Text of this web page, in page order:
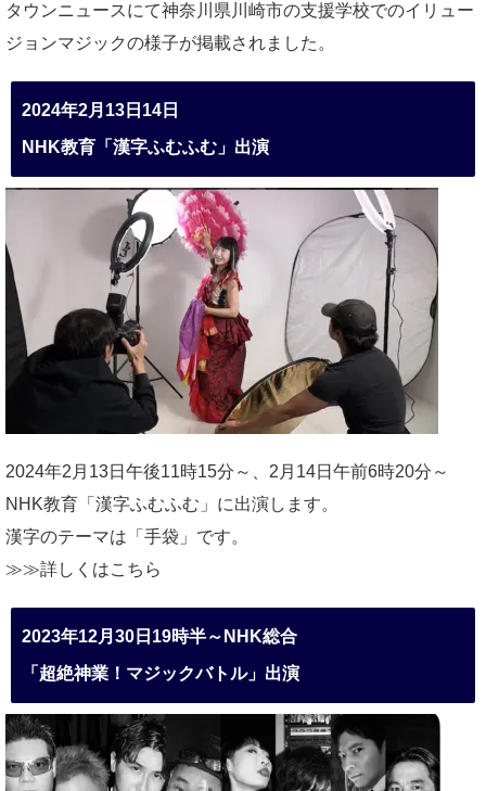
タウンニュースにて神奈川県川崎市の支援学校でのイリュー
ジョンマジックの様子が掲載されました。
2024年2月13日14日
NHK教育「漢字ふむふむ」出演
2024年2月13日午後11時15分～、2月14日午前6時20分～
NHK教育「漢字ふむふむ」に出演します。
漢字のテーマは「手袋」です。
≫≫詳しくはこちら
2023年12月30日19時半～NHK総合
「超絶神業！マジックバトル」出演